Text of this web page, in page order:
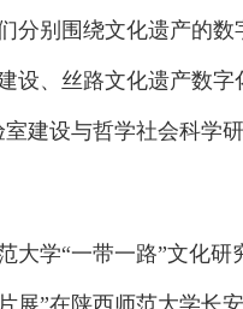
别围绕文化遗产的数
设、丝路文化遗产数
建设与哲学社会科学
学“一带一路”文化研
”在陕西师范大学长